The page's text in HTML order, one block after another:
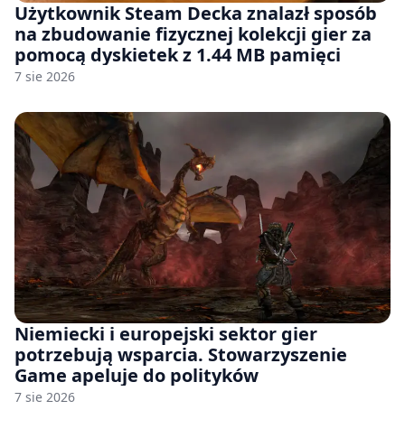
Użytkownik Steam Decka znalazł sposób
na zbudowanie fizycznej kolekcji gier za
pomocą dyskietek z 1.44 MB pamięci
7 sie 2026
Niemiecki i europejski sektor gier
potrzebują wsparcia. Stowarzyszenie
Game apeluje do polityków
7 sie 2026